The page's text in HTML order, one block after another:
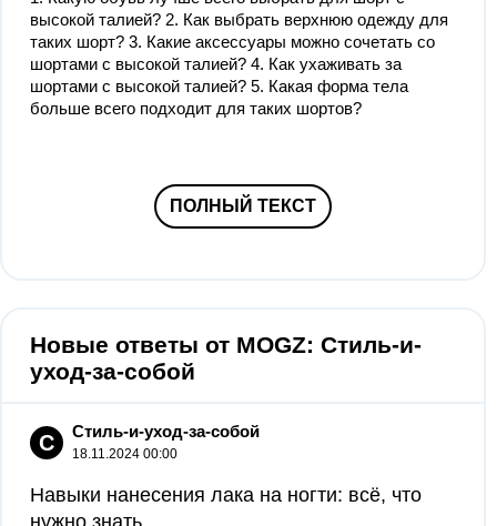
высокой талией? 2. Как выбрать верхнюю одежду для
таких шорт? 3. Какие аксессуары можно сочетать со
шортами с высокой талией? 4. Как ухаживать за
шортами с высокой талией? 5. Какая форма тела
больше всего подходит для таких шортов?
ПОЛНЫЙ ТЕКСТ
Новые ответы от MOGZ: Стиль-и-
уход-за-собой
С Стиль-и-уход-за-собой
18.11.2024 00:00
Навыки нанесения лака на ногти: всё, что
нужно знать...